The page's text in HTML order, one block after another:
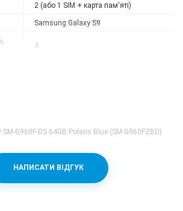
2 (або 1 SIM + карта пам'яті)
Samsung Galaxy S9
4
Samsung Exynos 9810 + Mali-
G72MP18
G960F-DS 64GB Polaris Blue (SM-G960FZBD)
НАПИСАТИ ВІДГУК